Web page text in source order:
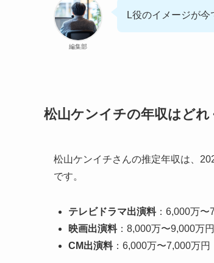
編集部
L役のイメージが
松山ケンイチの年収はどれ
松山ケンイチさんの推定年収は、
です。
テレビドラマ出演料：6,000万〜
映画出演料：8,000万〜9,000万円
CM出演料：6,000万〜7,000万円